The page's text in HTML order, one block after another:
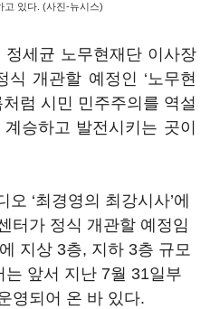
고 있다. (사진-뉴시스)
세균 노무현재단 이사장
개관할 예정인 ‘노무현
럼 시민 민주주의를 역설
승하고 발전시키는 곳이
‘최경영의 최강시사’에
터가 정식 개관할 예정임
지상 3층, 지하 3층 규모
앞서 지난 7월 31일부
영되어 온 바 있다.